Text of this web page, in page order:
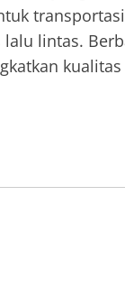
lintas.